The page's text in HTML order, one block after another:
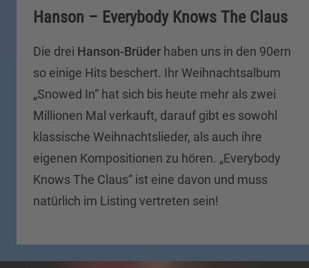
Hanson – Everybody Knows The Claus
Die drei Hanson-Brüder haben uns in den 90ern
so einige Hits beschert. Ihr Weihnachtsalbum
„Snowed In“ hat sich bis heute mehr als zwei
Millionen Mal verkauft, darauf gibt es sowohl
klassische Weihnachtslieder, als auch ihre
eigenen Kompositionen zu hören. „Everybody
Knows The Claus“ ist eine davon und muss
natürlich im Listing vertreten sein!